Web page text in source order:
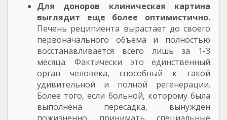
Для доноров клиническая картина
выглядит еще более оптимистично.
Печень реципиента вырастает до своего
первоначального объема и полностью
восстанавливается всего лишь за 1-3
месяца. Фактически это единственный
орган человека, способный к такой
удивительной и полной регенерации.
Более того, если больной, которому была
выполнена пересадка, вынужден